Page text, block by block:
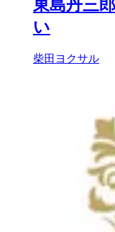
東島丹三
い
柴田ヨクサル